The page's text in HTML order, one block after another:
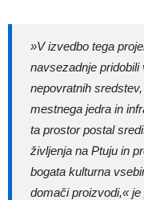
»V izvedbo tega
navsezadnje
nepovratnih
mestnega jedra in
ta prostor postal
življenja na Ptuju in
bogata kulturna
domači proizvodi,«